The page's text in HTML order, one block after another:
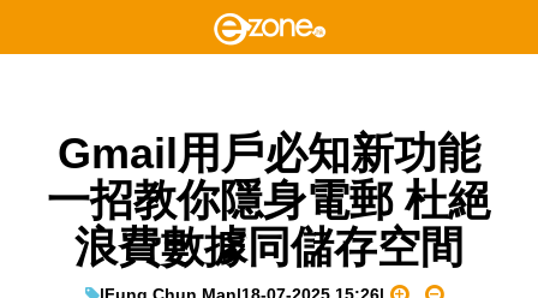
Gmail用戶必知新功能
一招教你隱身電郵 杜絕
浪費數據同儲存空間
|Fung Chun Man|18-07-2025 15:26|